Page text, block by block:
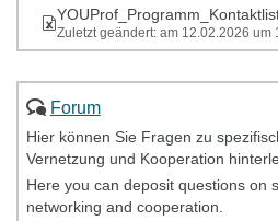
Zuletzt geändert: am 12.02.2026 um
Forum
Hier können Sie Fragen zu
Vernetzung und Kooperation
Here you can deposit questions on
networking and cooperation.